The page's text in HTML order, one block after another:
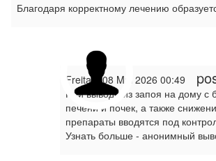
Благодаря корректному лечению
Freitag, 08 Mai 2026 00:49
При выводе из запоя на дому с
печени и почек, а также
препараты вводятся под
Узнать больше - анонимный